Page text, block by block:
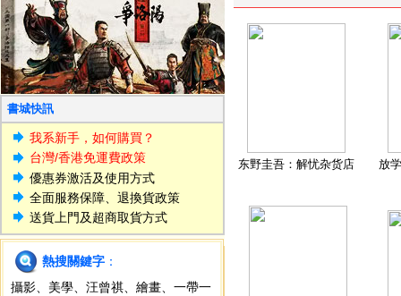
書城快訊
我系新手，如何購買？
台灣/香港免運費政策
優惠券激活及使用方式
全面服務保障、退換貨政策
送貨上門及超商取貨方式
熱搜關鍵字 ：
攝影
美學 汪曾祺 繪畫
一帶一
东野圭吾：解忧杂货店 放